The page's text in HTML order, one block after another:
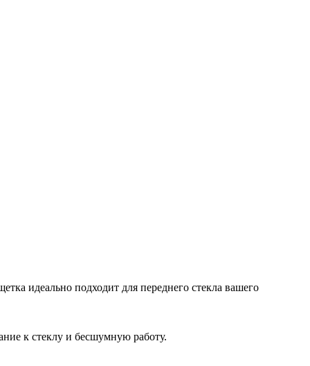
идеально подходит для переднего стекла вашего
к стеклу и бесшумную работу.